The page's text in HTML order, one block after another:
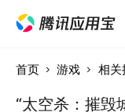
首页 游戏 相关
“太空杀：摧毁